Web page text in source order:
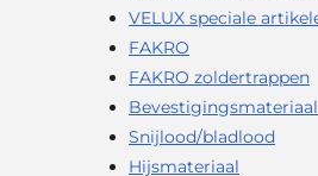
VELUX speciale
FAKRO
FAKRO zoldertrappen
Snijlood/bladlood
Hijsmateriaal